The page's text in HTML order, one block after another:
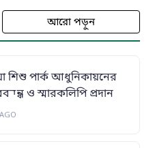
আরো পড়ুন
শিশু পার্ক আধুনিকায়নের
ও স্মারকলিপি প্রদান